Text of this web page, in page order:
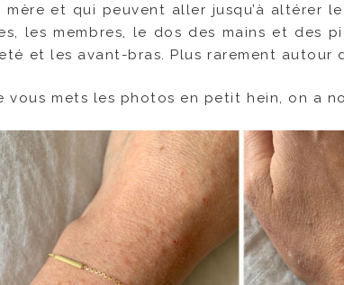
et qui peuvent aller jusqu’à altérer
les membres, le dos des mains et des
et les avant-bras. Plus rarement autour
vous mets les photos en petit hein, on a